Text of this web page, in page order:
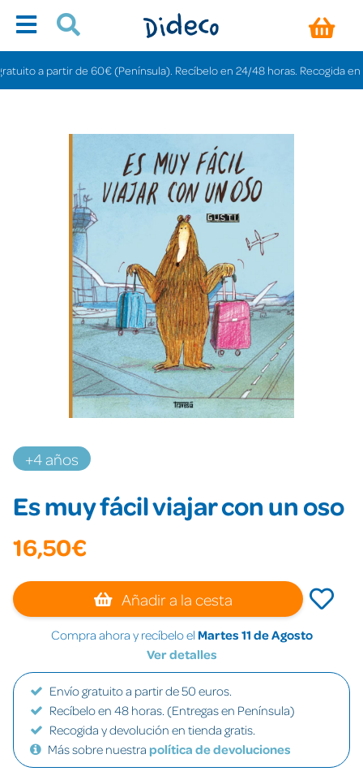
a partir de 60€ (Península). Recíbelo en 24/48 horas. Recogida en
+4 años
Es muy fácil viajar con un oso
16,50€
Añadir a la cesta
Compra ahora y recíbelo el Martes 11 de Agosto
Ver detalles
Envío gratuito a partir de 50 euros.
Recíbelo en 48 horas. (Entregas en Península)
Recogida y devolución en tienda gratis.
Más sobre nuestra política de devoluciones